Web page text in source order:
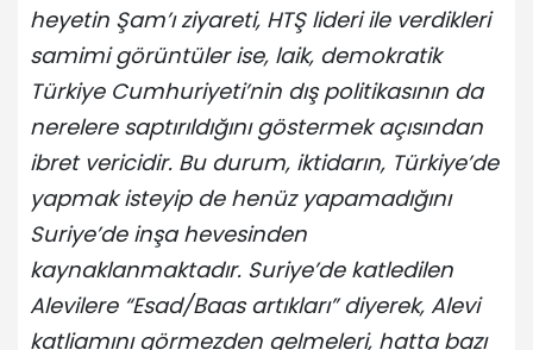
heyetin Şam’ı ziyareti, HTŞ lideri ile verdikleri
samimi görüntüler ise, laik, demokratik
Türkiye Cumhuriyeti’nin dış politikasının da
nerelere saptırıldığını göstermek açısından
ibret vericidir. Bu durum, iktidarın, Türkiye’de
yapmak isteyip de henüz yapamadığını
Suriye’de inşa hevesinden
kaynaklanmaktadır. Suriye’de katledilen
Alevilere “Esad/Baas artıkları” diyerek, Alevi
katliamını görmezden gelmeleri, hatta bazı